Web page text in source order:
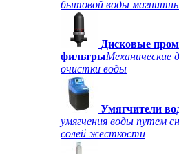
бытовой воды
Дисковые
фильтрыМеханические
очистки воды
Умягчители
умягчения воды путем
солей жесткости